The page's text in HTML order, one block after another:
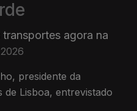
agora na
presidente da
Lisboa, entrevistado